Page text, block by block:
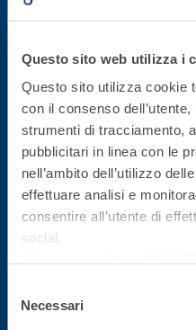
Questo sito web utilizza i
Questo sito utilizza cookie
con il consenso
strumenti di tracciamento,
pubblicitari in linea con le
nell’ambito dell’utilizzo
effettuare analisi e
consentire all’utente di
social.
consenso è facoltativo e
delNecessari
Iscriviti alla
Rimani aggiornato con le ultime novità